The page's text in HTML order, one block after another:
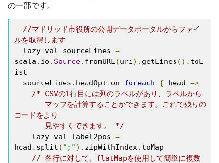
の一部です。
//マドリッド市役所の公開データポータルからファイ
ルを取得します
  lazy val sourceLines
=
scala . io . Source. fromURL(uri). getLines (). toL
ist
  sourceLines
. headOption foreach { head =>
/* CSVの1行目には列のラベルがあり、ラベルから
コードをより
       見やすくできます。 */
    lazy val label2pos
=
head . split ( ";" ). zipWithIndex. toMap
// 各行に対して、flatMapを使用して簡単に複数